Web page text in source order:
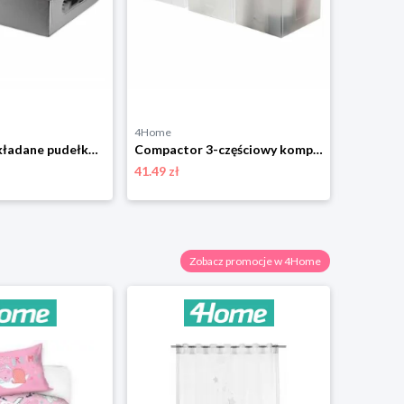
Compactor Składane pudełko kartonowe do przechowywania z PVC 58 x 48 x 16 cm, szary
4Home
Compactor 3-częściowy komplet organizerów Optimo, 30 x15,5 x 8 cm
41.49 zł
Zobacz promocje w 4Home